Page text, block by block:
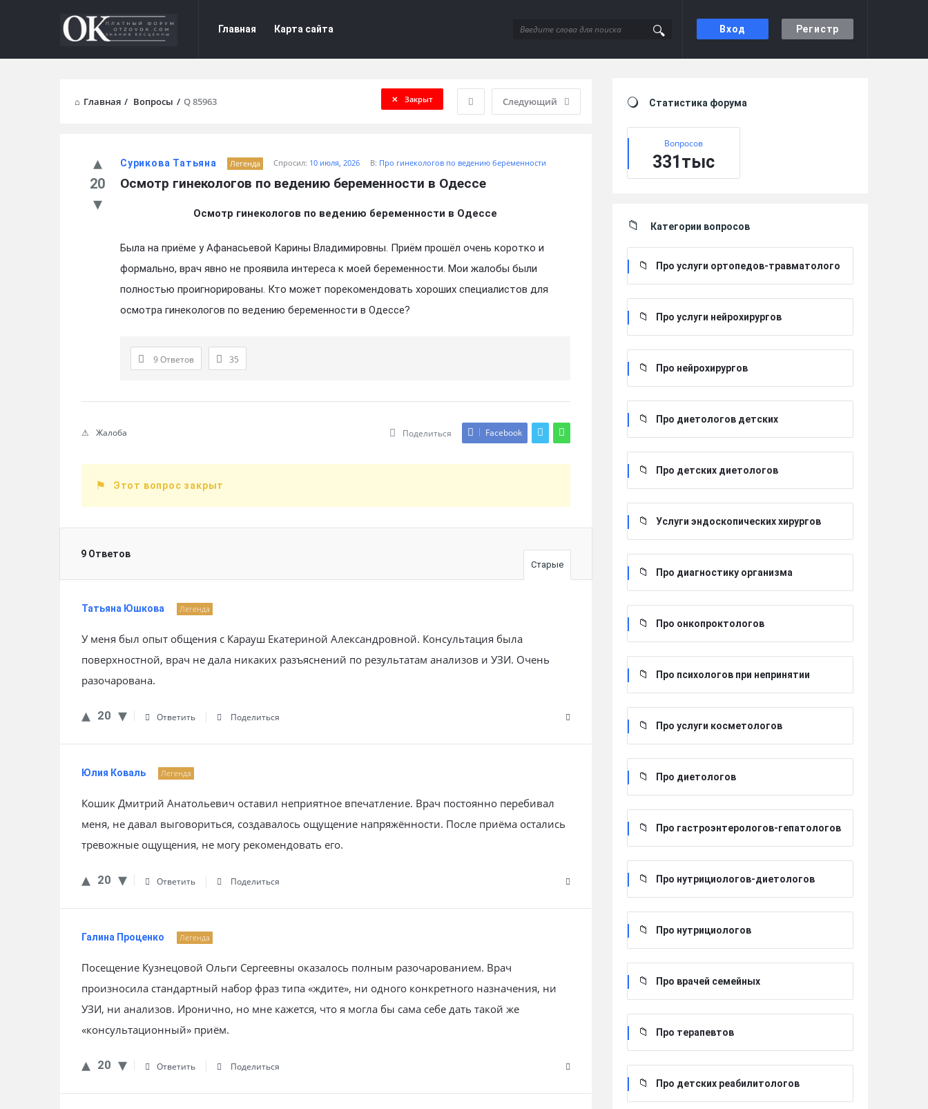
Вход Регистр
Форум
Отзывы
Отзывы
Navigation
Главная Карта сайта
Главная / Вопросы / Q 85963 Следующий
Закрыт
Сурикова Татьяна Легенда Спросил: 10 июля, 2026 В: Про гинекологов по ведению беременности
Осмотр гинекологов по ведению беременности в Одессе
20
Осмотр гинекологов по ведению беременности в Одессе
Была на приёме у Афанасьевой Карины Владимировны. Приём прошёл очень коротко и
формально, врач явно не проявила интереса к моей беременности. Мои жалобы были
полностью проигнорированы. Кто может порекомендовать хороших специалистов для
осмотра гинекологов по ведению беременности в Одессе?
9 Ответов 35
Поделиться Facebook
Жалоба
Этот вопрос закрыт
9 Ответов
Старые
Татьяна Юшкова Легенда
У меня был опыт общения с Карауш Екатериной Александровной. Консультация была
поверхностной, врач не дала никаких разъяснений по результатам анализов и УЗИ. Очень
разочарована.
20 Ответить Поделиться
Юлия Коваль Легенда
Кошик Дмитрий Анатольевич оставил неприятное впечатление. Врач постоянно перебивал
меня, не давал выговориться, создавалось ощущение напряжённости. После приёма остались
тревожные ощущения, не могу рекомендовать его.
20 Ответить Поделиться
Галина Проценко Легенда
Посещение Кузнецовой Ольги Сергеевны оказалось полным разочарованием. Врач
произносила стандартный набор фраз типа «ждите», ни одного конкретного назначения, ни
УЗИ, ни анализов. Иронично, но мне кажется, что я могла бы сама себе дать такой же
«консультационный» приём.
20 Ответить Поделиться
Статистика форума
Вопросов
331тыс
Категории вопросов
Про услуги ортопедов-травматолого
Про услуги нейрохирургов
Про нейрохирургов
Про диетологов детских
Про детских диетологов
Услуги эндоскопических хирургов
Про диагностику организма
Про онкопроктологов
Про психологов при непринятии
Про услуги косметологов
Про диетологов
Про гастроэнтерологов-гепатологов
Про нутрициологов-диетологов
Про нутрициологов
Про врачей семейных
Про терапевтов
Про детских реабилитологов